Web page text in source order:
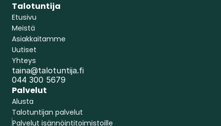
Talotuntija
Etusivu
Meistä
Asiakkaitamme
Uutiset
Yhteys
taina@talotuntija.fi
044 300 5679
Palvelut
Alusta
Talotuntijan palvelut
Palvelut isännöintitoimistoille